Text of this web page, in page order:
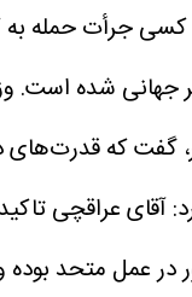
جرأت حمله به
جهانی شده
گفت که قدرت‌های
آقای عراقچی
عمل متحد